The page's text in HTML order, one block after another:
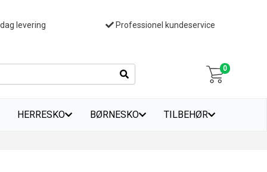
HERRESKO BØRNESKO TILBEHØR
0
levering Professionel kundeservice